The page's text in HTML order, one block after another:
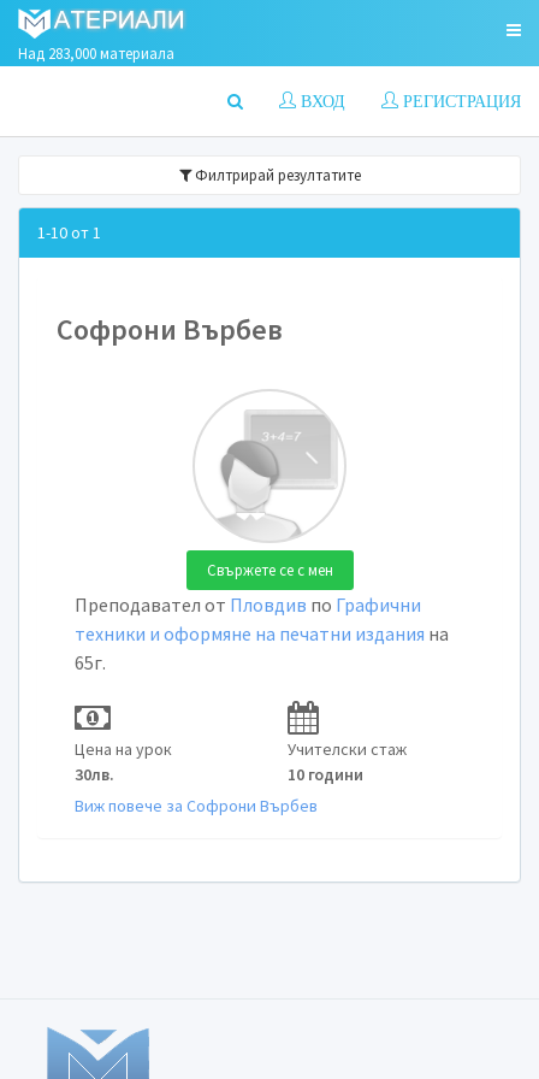
Над 283,000 материала
РЕГИСТРАЦИЯ
ВХОД
Филтрирай резултатите
1-10 от 1
Софрони Върбев
Свържете се с мен
Преподавател от Пловдив по Графични
техники и оформяне на печатни издания на
65г.
Цена на урок
30лв.
Учителски стаж
10 години
Виж повече за Софрони Върбев